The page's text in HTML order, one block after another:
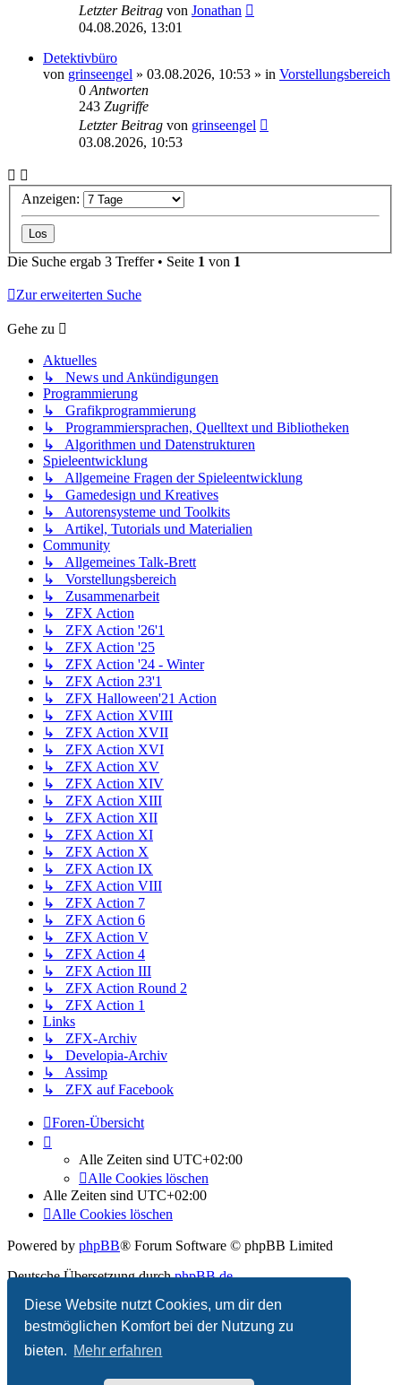
Diese Website nutzt Cookies, um dir den
bestmöglichen Komfort bei der Nutzung zu
bieten. Mehr erfahren
Letzter Beitrag von Jonathan
04.08.2026, 13:01
Detektivbüro
von grinseengel » 03.08.2026, 10:53 » in Vorstellungsbereich
0 Antworten
243 Zugriffe
Letzter Beitrag von grinseengel
03.08.2026, 10:53
Anzeigen:
Die Suche ergab 3 Treffer • Seite 1 von 1
Zur erweiterten Suche
Gehe zu
Aktuelles
↳ News und Ankündigungen
Programmierung
↳ Grafikprogrammierung
↳ Programmiersprachen, Quelltext und Bibliotheken
↳ Algorithmen und Datenstrukturen
Spieleentwicklung
↳ Allgemeine Fragen der Spieleentwicklung
↳ Gamedesign und Kreatives
↳ Autorensysteme und Toolkits
↳ Artikel, Tutorials und Materialien
Community
↳ Allgemeines Talk-Brett
↳ Vorstellungsbereich
↳ Zusammenarbeit
↳ ZFX Action
↳ ZFX Action '26'1
↳ ZFX Action '25
↳ ZFX Action '24 - Winter
↳ ZFX Action 23'1
↳ ZFX Halloween'21 Action
↳ ZFX Action XVIII
↳ ZFX Action XVII
↳ ZFX Action XVI
↳ ZFX Action XV
↳ ZFX Action XIV
↳ ZFX Action XIII
↳ ZFX Action XII
↳ ZFX Action XI
↳ ZFX Action X
↳ ZFX Action IX
↳ ZFX Action VIII
↳ ZFX Action 7
↳ ZFX Action 6
↳ ZFX Action V
↳ ZFX Action 4
↳ ZFX Action III
↳ ZFX Action Round 2
↳ ZFX Action 1
Links
↳ ZFX-Archiv
↳ Developia-Archiv
↳ Assimp
↳ ZFX auf Facebook
Foren-Übersicht
Alle Zeiten sind UTC+02:00
Alle Cookies löschen
Alle Zeiten sind UTC+02:00
Alle Cookies löschen
Powered by phpBB® Forum Software © phpBB Limited
Deutsche Übersetzung durchphpBB.de
Datenschutz |Nutzungsbedingungen